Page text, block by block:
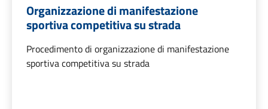
Organizzazione di manifestazione
sportiva competitiva su strada
Procedimento di organizzazione di manifestazione
sportiva competitiva su strada